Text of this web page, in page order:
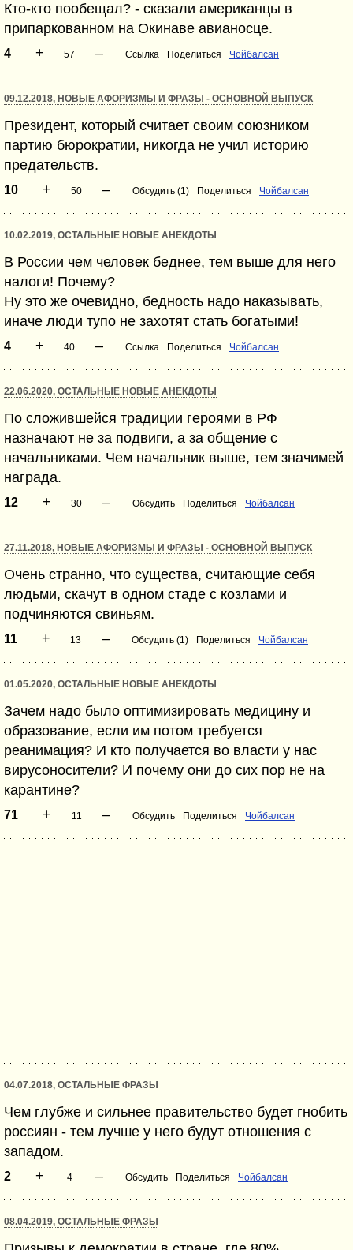
Кто-кто пообещал? - сказали американцы в
припаркованном на Окинаве авианосце.
4 + 57 – Ссылка Поделиться Чойбалсан
09.12.2018, НОВЫЕ АФОРИЗМЫ И ФРАЗЫ - ОСНОВНОЙ ВЫПУСК
Президент, который считает своим союзником
партию бюрократии, никогда не учил историю
предательств.
10 + 50 – Обсудить (1) Поделиться Чойбалсан
10.02.2019, ОСТАЛЬНЫЕ НОВЫЕ АНЕКДОТЫ
В России чем человек беднее, тем выше для него
налоги! Почему?
Ну это же очевидно, бедность надо наказывать,
иначе люди тупо не захотят стать богатыми!
4 + 40 – Ссылка Поделиться Чойбалсан
22.06.2020, ОСТАЛЬНЫЕ НОВЫЕ АНЕКДОТЫ
По сложившейся традиции героями в РФ
назначают не за подвиги, а за общение с
начальниками. Чем начальник выше, тем значимей
награда.
12 + 30 – Обсудить Поделиться Чойбалсан
27.11.2018, НОВЫЕ АФОРИЗМЫ И ФРАЗЫ - ОСНОВНОЙ ВЫПУСК
Очень странно, что существа, считающие себя
людьми, скачут в одном стаде с козлами и
подчиняются свиньям.
11 + 13 – Обсудить (1) Поделиться Чойбалсан
01.05.2020, ОСТАЛЬНЫЕ НОВЫЕ АНЕКДОТЫ
Зачем надо было оптимизировать медицину и
образование, если им потом требуется
реанимация? И кто получается во власти у нас
вирусоносители? И почему они до сих пор не на
карантине?
71 + 11 – Обсудить Поделиться Чойбалсан
04.07.2018, ОСТАЛЬНЫЕ ФРАЗЫ
Чем глубже и сильнее правительство будет гнобить
россиян - тем лучше у него будут отношения с
западом.
2 + 4 – Обсудить Поделиться Чойбалсан
08.04.2019, ОСТАЛЬНЫЕ ФРАЗЫ